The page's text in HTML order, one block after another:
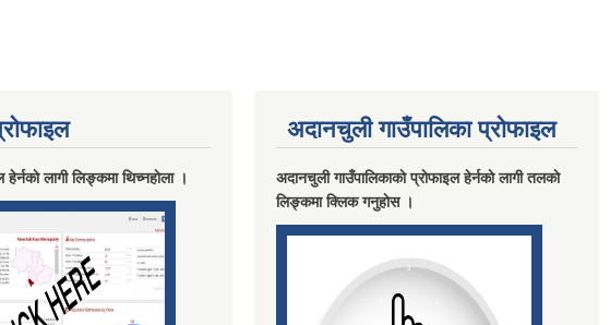
हेर्नकाे लागी लिङ्कमा थिच्नहाेला ।
अदानचुली गाउँपालिका प्राेफाइल
अदानचुली गाउँपालिकाकाे प्राेफाइल हेर्नकाे लागी तलकाे
लिङ्कमा क्लिक गनुहाेस ।